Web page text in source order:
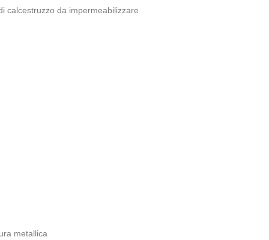
calcestruzzo da impermeabilizzare
metallica